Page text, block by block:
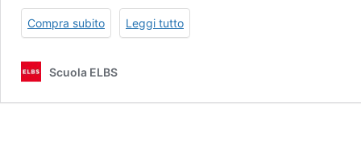
Compra subito Leggi tutto
Scuola ELBS